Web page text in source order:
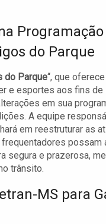
do Parque
do Parque“, que
e esportes aos fins de
em sua
A equipe
em reestruturar as
possam
segura e prazerosa,
trânsito.
MS para